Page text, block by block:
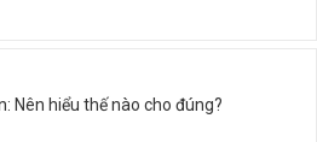
Nên hiểu thế nào cho đúng?